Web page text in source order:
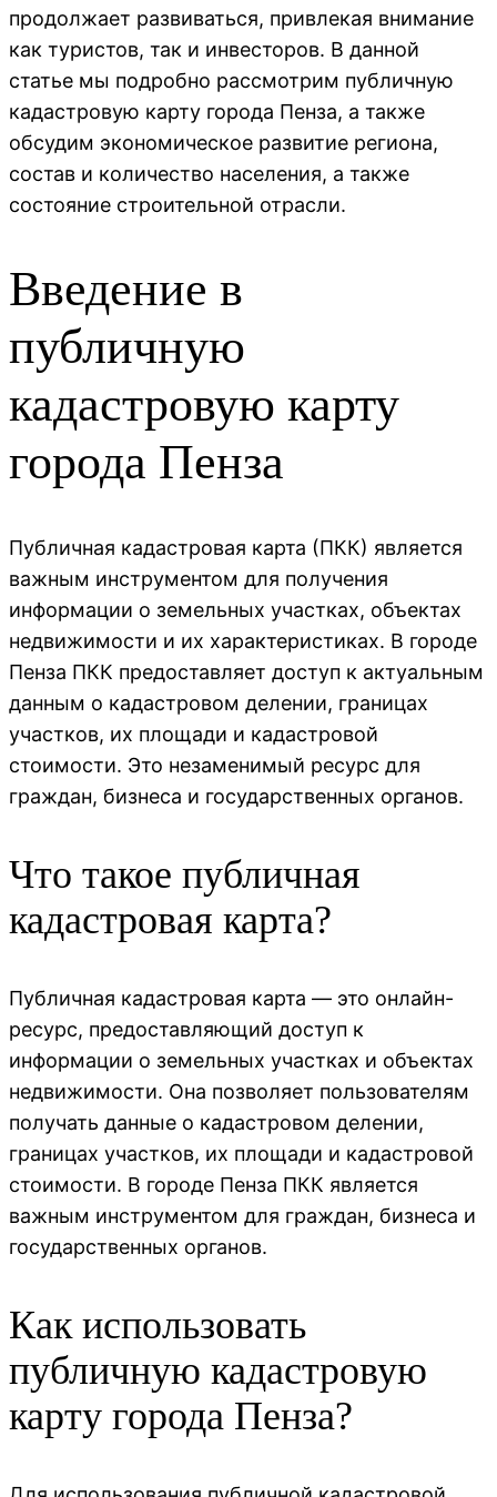
продолжает развиваться, привлекая внимание
как туристов, так и инвесторов. В данной
статье мы подробно рассмотрим публичную
кадастровую карту города Пенза, а также
обсудим экономическое развитие региона,
состав и количество населения, а также
состояние строительной отрасли.
Введение в
публичную
кадастровую карту
города Пенза
Публичная кадастровая карта (ПКК) является
важным инструментом для получения
информации о земельных участках, объектах
недвижимости и их характеристиках. В городе
Пенза ПКК предоставляет доступ к актуальным
данным о кадастровом делении, границах
участков, их площади и кадастровой
стоимости. Это незаменимый ресурс для
граждан, бизнеса и государственных органов.
Что такое публичная
кадастровая карта?
Публичная кадастровая карта — это онлайн-
ресурс, предоставляющий доступ к
информации о земельных участках и объектах
недвижимости. Она позволяет пользователям
получать данные о кадастровом делении,
границах участков, их площади и кадастровой
стоимости. В городе Пенза ПКК является
важным инструментом для граждан, бизнеса и
государственных органов.
Как использовать
публичную кадастровую
карту города Пенза?